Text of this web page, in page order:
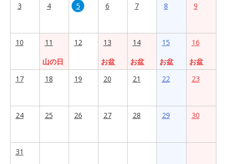
3 4 5 6 7 8 9
10
11
山の日
12
13
お盆
14
お盆
15
お盆
16
お盆
17
18 19 20 21 22 23
24 25 26 27 28 29 30
31